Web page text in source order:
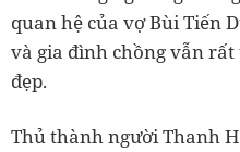
quan hệ của vợ Bùi Tiến
và gia đình chồng vẫn rất
đẹp.
Thủ thành người Thanh